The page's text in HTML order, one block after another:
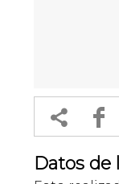
 f
Datos de